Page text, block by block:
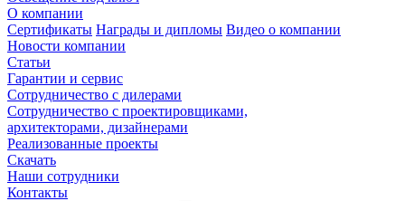
О компании
Сертификаты Награды и дипломы Видео о компании
Новости компании
Статьи
Гарантии и сервис
Сотрудничество с дилерами
Сотрудничество с проектировщиками,
архитекторами, дизайнерами
Реализованные проекты
Скачать
Наши сотрудники
Контакты